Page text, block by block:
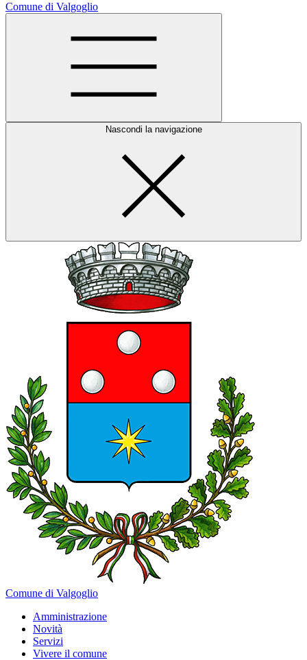
Comune di Valgoglio
Nascondi la navigazione
Comune di Valgoglio
Amministrazione
Novità
Servizi
Vivere il comune